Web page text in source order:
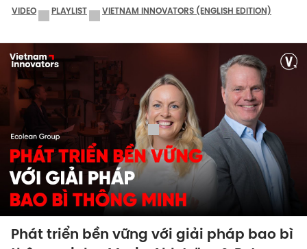
VIDEO PLAYLIST VIETNAM INNOVATORS (ENGLISH EDITION)
Phát triển bền vững với giải pháp bao bì